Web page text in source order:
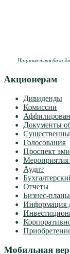
Национальная база
Акционерам
Дивиденды
Комиссии
Документы
Голосования
Проспект
Мероприятия
Аудит
Отчеты
Бизнес-планы
Информация
Мобильная